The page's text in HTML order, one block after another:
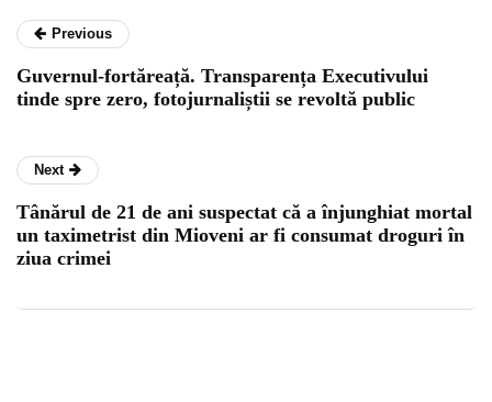
Previous
Guvernul-fortăreață. Transparența Executivului
tinde spre zero, fotojurnaliștii se revoltă public
Next
Tânărul de 21 de ani suspectat că a înjunghiat mortal
un taximetrist din Mioveni ar fi consumat droguri în
ziua crimei